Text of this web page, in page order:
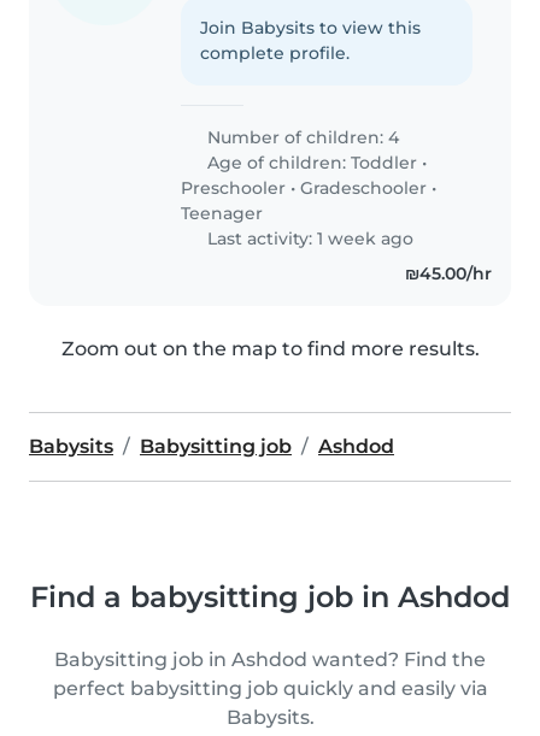
Join Babysits to view this
complete profile.
Number of children: 4
Age of children:Toddler •
Preschooler •Gradeschooler •
Teenager
Last activity: 1 week ago
₪45.00/hr
Zoom out on the map to find more results.
Babysits Babysitting job Ashdod
Find a babysitting job in Ashdod
Babysitting job in Ashdod wanted? Find the
perfect babysitting job quickly and easily via
Babysits.